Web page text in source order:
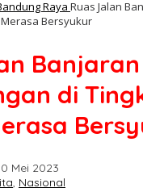
Raya Ruas Jalan
Bersyukur
Banjaran
di
Mei 2023
, Nasional